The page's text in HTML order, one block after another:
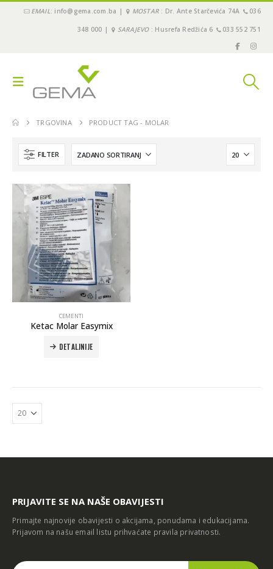
EMAIL: info@gema.com.ba | MOSTAR : Dr. Ante Starčevića 74A 036
348 000 | SARAJEVO: Husrefa Redžića 6 033 552 751
TRGOVINA PRODUCT TAG - MOLAR
FILTER
CEMENTI
Ketac Molar Easymix
DETALJNIJE
PRIJAVITE SE NA NAŠE OBAVIJESTI
Primajte najnovije obavijesti o akcijama, ponudama i edukacijama.
Prijavom na našu email listu prihvaćate pravila privatnosti.